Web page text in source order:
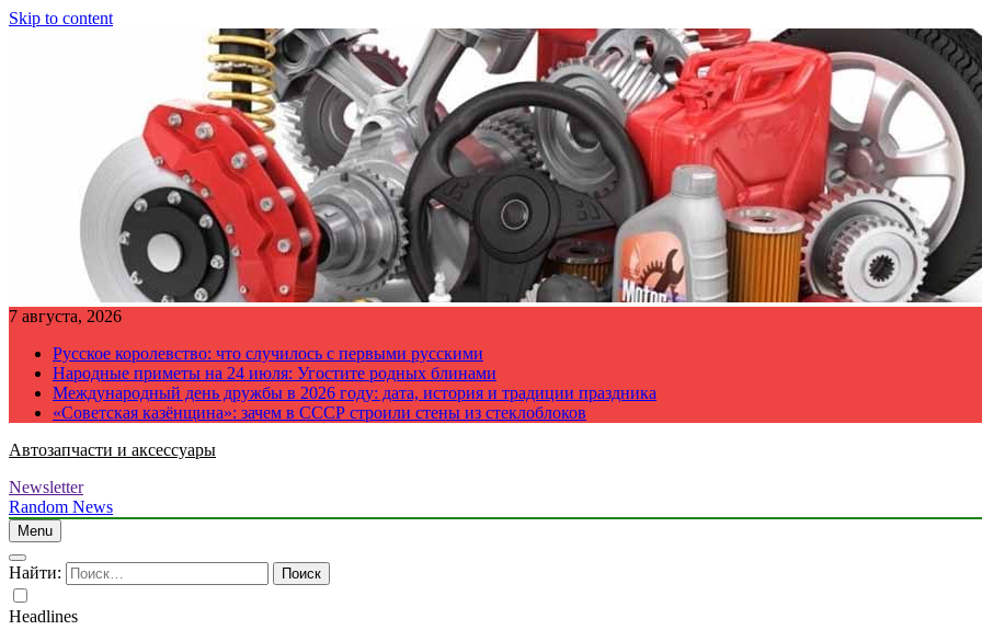
Skip to content
7 августа, 2026
Русское королевство: что случилось с первыми русскими
Народные приметы на 24 июля: Угостите родных блинами
Международный день дружбы в 2026 году: дата, история и традиции праздника
«Советская казёнщина»: зачем в СССР строили стены из стеклоблоков
Автозапчасти и аксессуары
Newsletter
Random News
Menu
Найти:
Headlines